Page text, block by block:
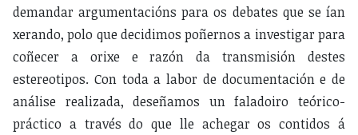
demandar argumentacións para os debates que se ían
xerando, polo que decidimos poñernos a investigar para
coñecer a orixe e razón da transmisión destes
estereotipos. Con toda a labor de documentación e de
análise realizada, deseñamos un faladoiro teórico-
práctico a través do que lle achegar os contidos á